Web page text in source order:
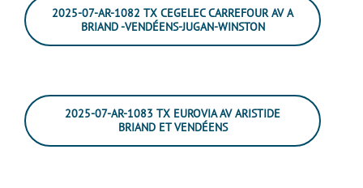
2025-07-AR-1082 TX CEGELEC CARREFOUR AV A
BRIAND -VENDÉENS-JUGAN-WINSTON
2025-07-AR-1083 TX EUROVIA AV ARISTIDE
BRIAND ET VENDÉENS